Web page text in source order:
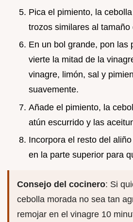
Pica el pimiento, la
trozos similares al tamaño
En un bol grande, pon las
vierte la mitad de la
vinagre, limón, sal y
suavemente.
Añade el pimiento, la
atún escurrido y las
Incorpora el resto del
en la parte superior para
Consejo del cocinero: Si
cebolla morada no sea tan
remojar en el vinagre 10